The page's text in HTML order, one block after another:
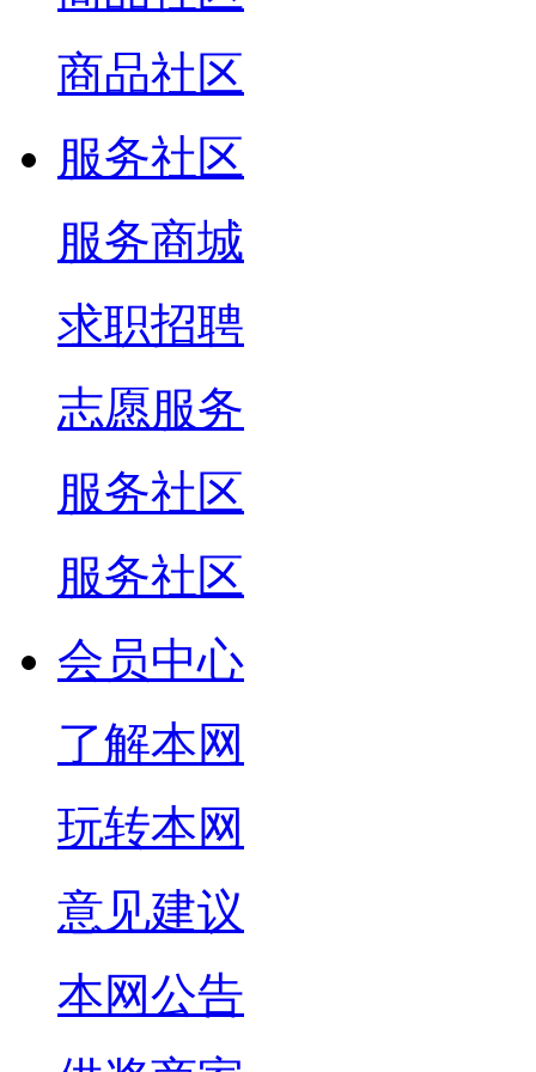
商品社区
服务社区
服务商城
求职招聘
志愿服务
服务社区
服务社区
会员中心
了解本网
玩转本网
意见建议
本网公告